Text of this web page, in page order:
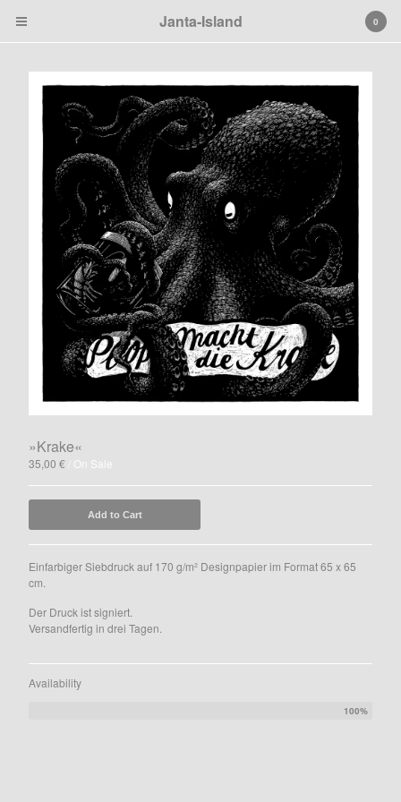
Cart 0,00
€
0
Products
Search…
Black
Janta Island
Tierbilder
Patches
Artprints
Fische
Birds
Leipziger Schokoladen
The Millionaires Club
Books
AGBs
Facebook
0
Janta-Island
»Krake«
35,00 € / On Sale
Add to Cart
Einfarbiger Siebdruck auf 170 g/m² Designpapier im Format 65 x 65
cm.
Der Druck ist signiert.
Versandfertig in drei Tagen.
Availability
100%